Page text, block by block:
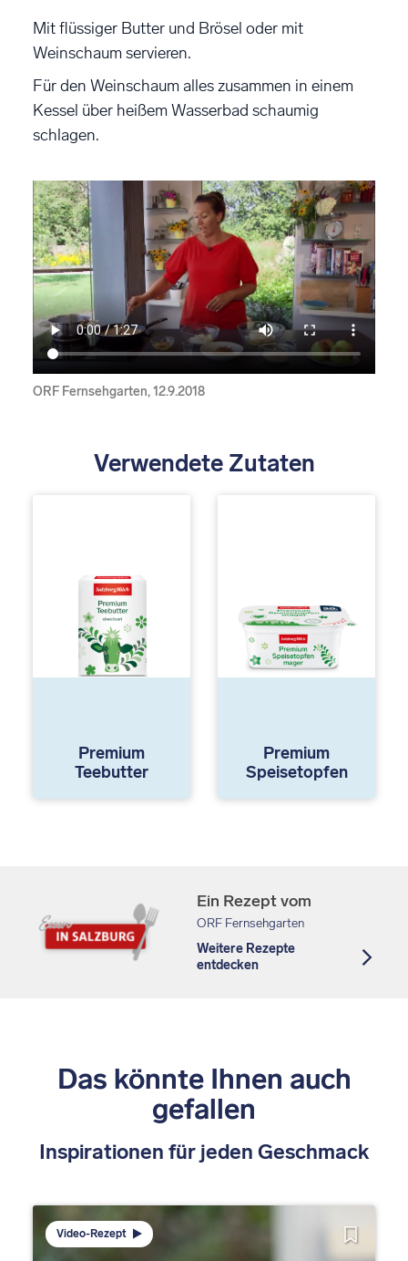
Mit flüssiger Butter und Brösel oder mit
Weinschaum servieren.
Für den Weinschaum alles zusammen in einem
Kessel über heißem Wasserbad schaumig
schlagen.
ORF Fernsehgarten, 12.9.2018
Verwendete Zutaten
Premium
Teebutter
Premium
Speisetopfen
Ein Rezept vom
ORF Fernsehgarten
Weitere Rezepte
entdecken
Das könnte Ihnen auch
gefallen
Inspirationen für jeden Geschmack
Video-Rezept